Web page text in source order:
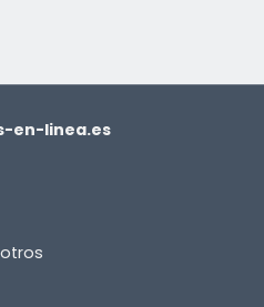
en-linea.es